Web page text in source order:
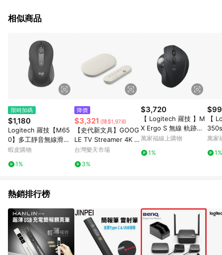
相似商品
限時加碼
$1,180
Logitech 羅技【M65
0】多工靜音無線滑鼠
石墨灰/玫瑰粉/珍珠白
蝦皮購物
1%
降價
$3,321 (降$1,978)
【史代新文具】GOOG
LE TV Streamer 4K 電
視盒
台灣樂天市場
3%
$3,720
【 Logitech 羅技 】M
X Ergo S 無線 軌跡球
滑鼠
萬家福線上購物
1%
【
按鍵
萬家
1%
熱銷排行榜